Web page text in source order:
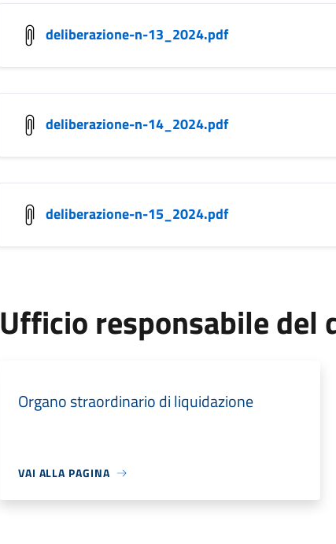
deliberazione-n-13_2024.pdf
deliberazione-n-14_2024.pdf
deliberazione-n-15_2024.pdf
Ufficio responsabile del
Organo straordinario di liquidazione
VAI ALLA PAGINA